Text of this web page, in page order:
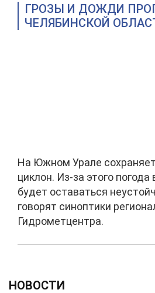
ГРОЗЫ И ДОЖДИ
ЧЕЛЯБИНСКОЙ
На Южном Урале
циклон. Из-за этого
будет оставаться
говорят синоптики
Гидрометцентра.
НОВОСТИ